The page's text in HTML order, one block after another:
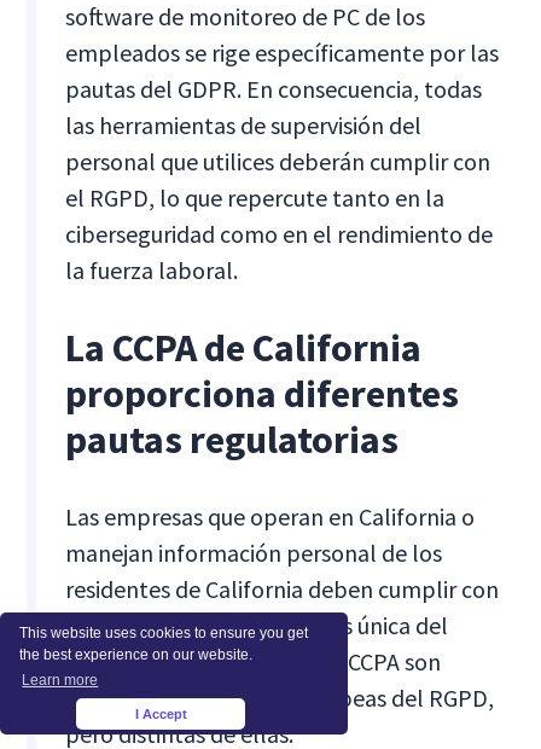
This website uses cookies to ensure you get
the best experience on our website.
Learn more
I Accept
software de monitoreo de PC de los
empleados se rige específicamente por las
pautas del GDPR. En consecuencia, todas
las herramientas de supervisión del
personal que utilices deberán cumplir con
el RGPD, lo que repercute tanto en la
ciberseguridad como en el rendimiento de
la fuerza laboral.
La CCPA de California
proporciona diferentes
pautas regulatorias
Las empresas que operan en California o
manejan información personal de los
residentes de California deben cumplir con
la ley de privacidad de datos única del
estado. Las directrices de la CCPA son
similares a las normas europeas del RGPD,
pero distintas de ellas.